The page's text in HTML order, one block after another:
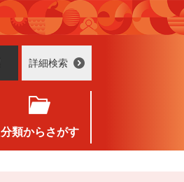
詳細検索
分類からさがす